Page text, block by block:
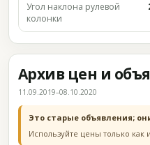
Угол наклона рулевой
колонки
Архив цен и
11.09.2019–08.10.2020
Это старые объявления;
Используйте цены только как